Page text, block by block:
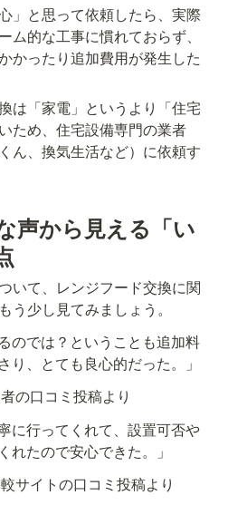
」と思って依頼したら、実際
ム的な工事に慣れておらず、
かったり追加費用が発生した
は「家電」というより「住宅
ため、住宅設備専門の業者
ん、換気生活など）に依頼す
声から見える「い
いて、レンジフード交換に関
う少し見てみましょう。
のでは？ということも追加料
り、とても良心的だった。」
の口コミ投稿より
に行ってくれて、設置可否や
れたので安心できた。」
サイトの口コミ投稿より